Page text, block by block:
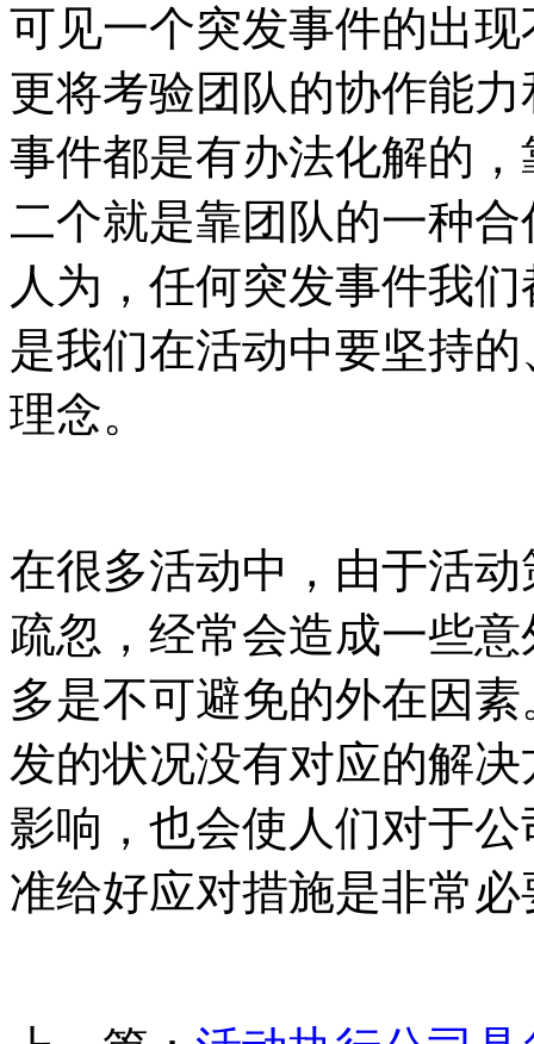
可见一个突发事件的出
更将考验团队的协作能
事件都是有办法化解的
二个就是靠团队的一种
人为，任何突发事件我
是我们在活动中要坚持
理念。
在很多活动中，由于活
疏忽，经常会造成一些
多是不可避免的外在因
发的状况没有对应的解
影响，也会使人们对于
准给好应对措施是非常必